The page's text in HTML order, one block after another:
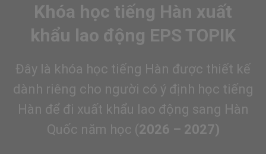
Khóa học tiếng Hàn xuất
khẩu lao động EPS TOPIK
Đây là khóa học tiếng Hàn được thiết kế
dành riêng cho người có ý định học tiếng
Hàn để đi xuất khẩu lao động sang Hàn
Quốc năm học (2026 – 2027)